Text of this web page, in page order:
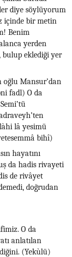
diye söylüyorum
içinde bir metin
Benim
yerden
bulup eklediği yer
oğlu Mansur’dan
fadl) O da
lâ yesimü
bihî)
hayatını
da hadis rivayeti
de rivâyet
doğrudan
O da
anlatılan
(Yekùlü)